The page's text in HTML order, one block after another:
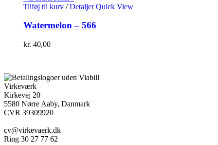
Tilføj til kurv / Detaljer Quick View
Watermelon – 566
kr. 40,00
Virkeværk
Kirkevej 20
5580 Nørre Aaby, Danmark
CVR 39309920
cv@virkevaerk.dk
Ring 30 27 77 62